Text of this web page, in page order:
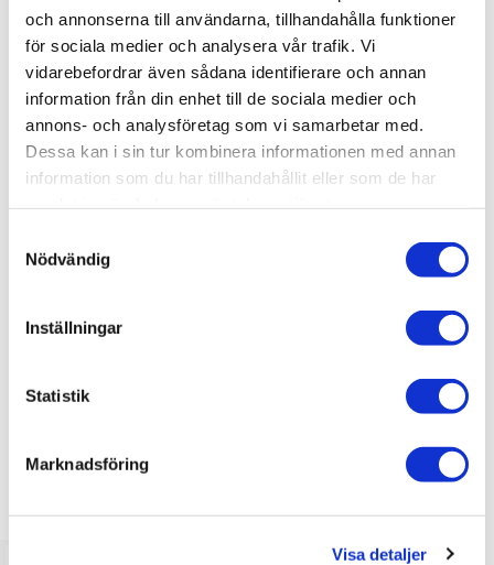
och annonserna till användarna, tillhandahålla funktioner
för sociala medier och analysera vår trafik. Vi
vidarebefordrar även sådana identifierare och annan
information från din enhet till de sociala medier och
annons- och analysföretag som vi samarbetar med.
Dessa kan i sin tur kombinera informationen med annan
information som du har tillhandahållit eller som de har
Nödvändig
Inställningar
Statistik
Marknadsföring
Visa detaljer
OMDÖMEN
Bli den första att lämna ett omdöme.
3 490kr